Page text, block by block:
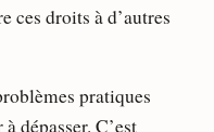
ces droits à d’autres
pratiques
dépasser. C’est